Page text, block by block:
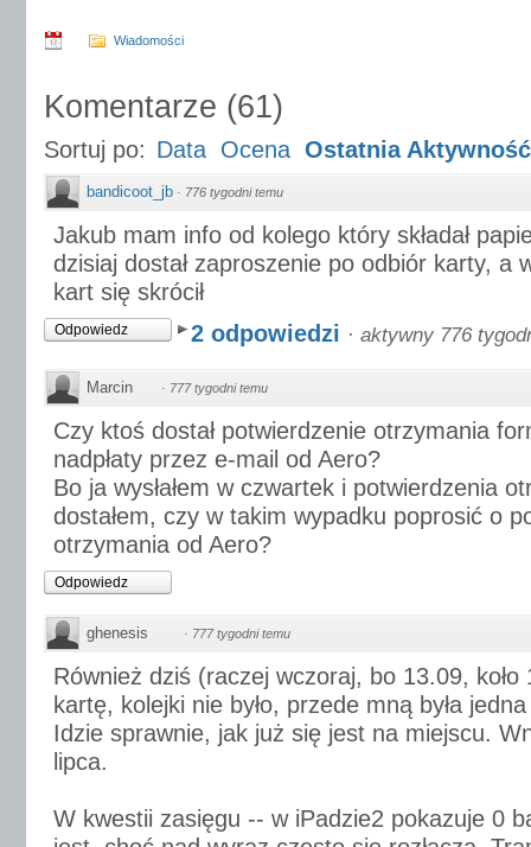
Wiadomości
Komentarze (61)
Sortuj po: Data Ocena Ostatnia Aktywność
bandicoot_jb · 776 tygodni temu
Jakub mam info od kolego który składał
dzisiaj dostał zaproszenie po odbiór karty, a
kart się skrócił
Odpowiedz 2 odpowiedzi · aktywny 776
Marcin · 777 tygodni temu
Czy ktoś dostał potwierdzenie otrzymania
nadpłaty przez e-mail od Aero?
Bo ja wysłałem w czwartek i potwierdzenia
dostałem, czy w takim wypadku poprosić o
otrzymania od Aero?
Odpowiedz
ghenesis · 777 tygodni temu
Również dziś (raczej wczoraj, bo 13.09, koło
kartę, kolejki nie było, przede mną była
Idzie sprawnie, jak już się jest na miejscu.
lipca.
W kwestii zasięgu -- w iPadzie2 pokazuje 0